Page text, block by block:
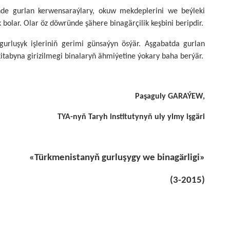
gurlan kerwensaraýlary, okuw mekdeplerini we beýleki
Olar öz döwründe şähere binagärçilik keşbini beripdir.
işleriniň gerimi günsaýyn ösýär. Aşgabatda gurlan
girizilmegi binalaryň ähmiýetine ýokary baha berýär.
Paşaguly GARAÝEW,
TYA-nyň Taryh institutynyň uly ylmy işgäri
«Türkmenistanyň gurluşygy we binagärligi»
(3-2015)